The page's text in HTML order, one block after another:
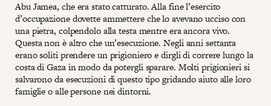
Abu Jamea, che era stato catturato. Alla fine l’esercito
d’occupazione dovette ammettere che lo avevano ucciso con
una pietra, colpendolo alla testa mentre era ancora vivo.
Questa non è altro che un’esecuzione. Negli anni settanta
erano soliti prendere un prigioniero e dirgli di correre lungo la
costa di Gaza in modo da potergli sparare. Molti prigionieri si
salvarono da esecuzioni di questo tipo gridando aiuto alle loro
famiglie o alle persone nei dintorni.